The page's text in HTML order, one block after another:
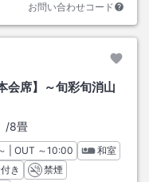
お問い合わせコード
会席】～旬彩旬消山
/8畳
イン
| OUT チェックアウト
～10:00
和室
き
禁煙